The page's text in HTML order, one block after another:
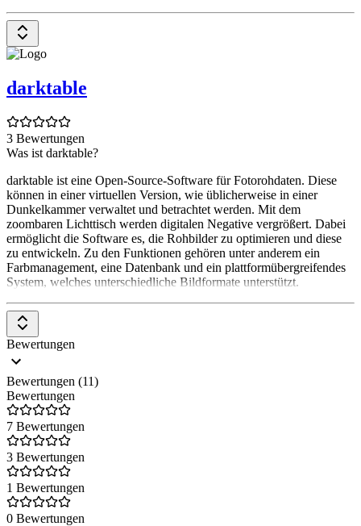
darktable
3 Bewertungen
Was ist darktable?
darktable ist eine Open-Source-Software für Fotorohdaten. Diese
können in einer virtuellen Version, wie üblicherweise in einer
Dunkelkammer verwaltet und betrachtet werden. Mit dem
zoombaren Lichttisch werden digitalen Negative vergrößert. Dabei
ermöglicht die Software es, die Rohbilder zu optimieren und diese
zu entwickeln. Zu den Funktionen gehören unter anderem ein
Farbmanagement, eine Datenbank und ein plattformübergreifendes
System, welches unterschiedliche Bildformate unterstützt.
Bewertungen
Bewertungen (11)
Bewertungen
7 Bewertungen
3 Bewertungen
1 Bewertungen
0 Bewertungen